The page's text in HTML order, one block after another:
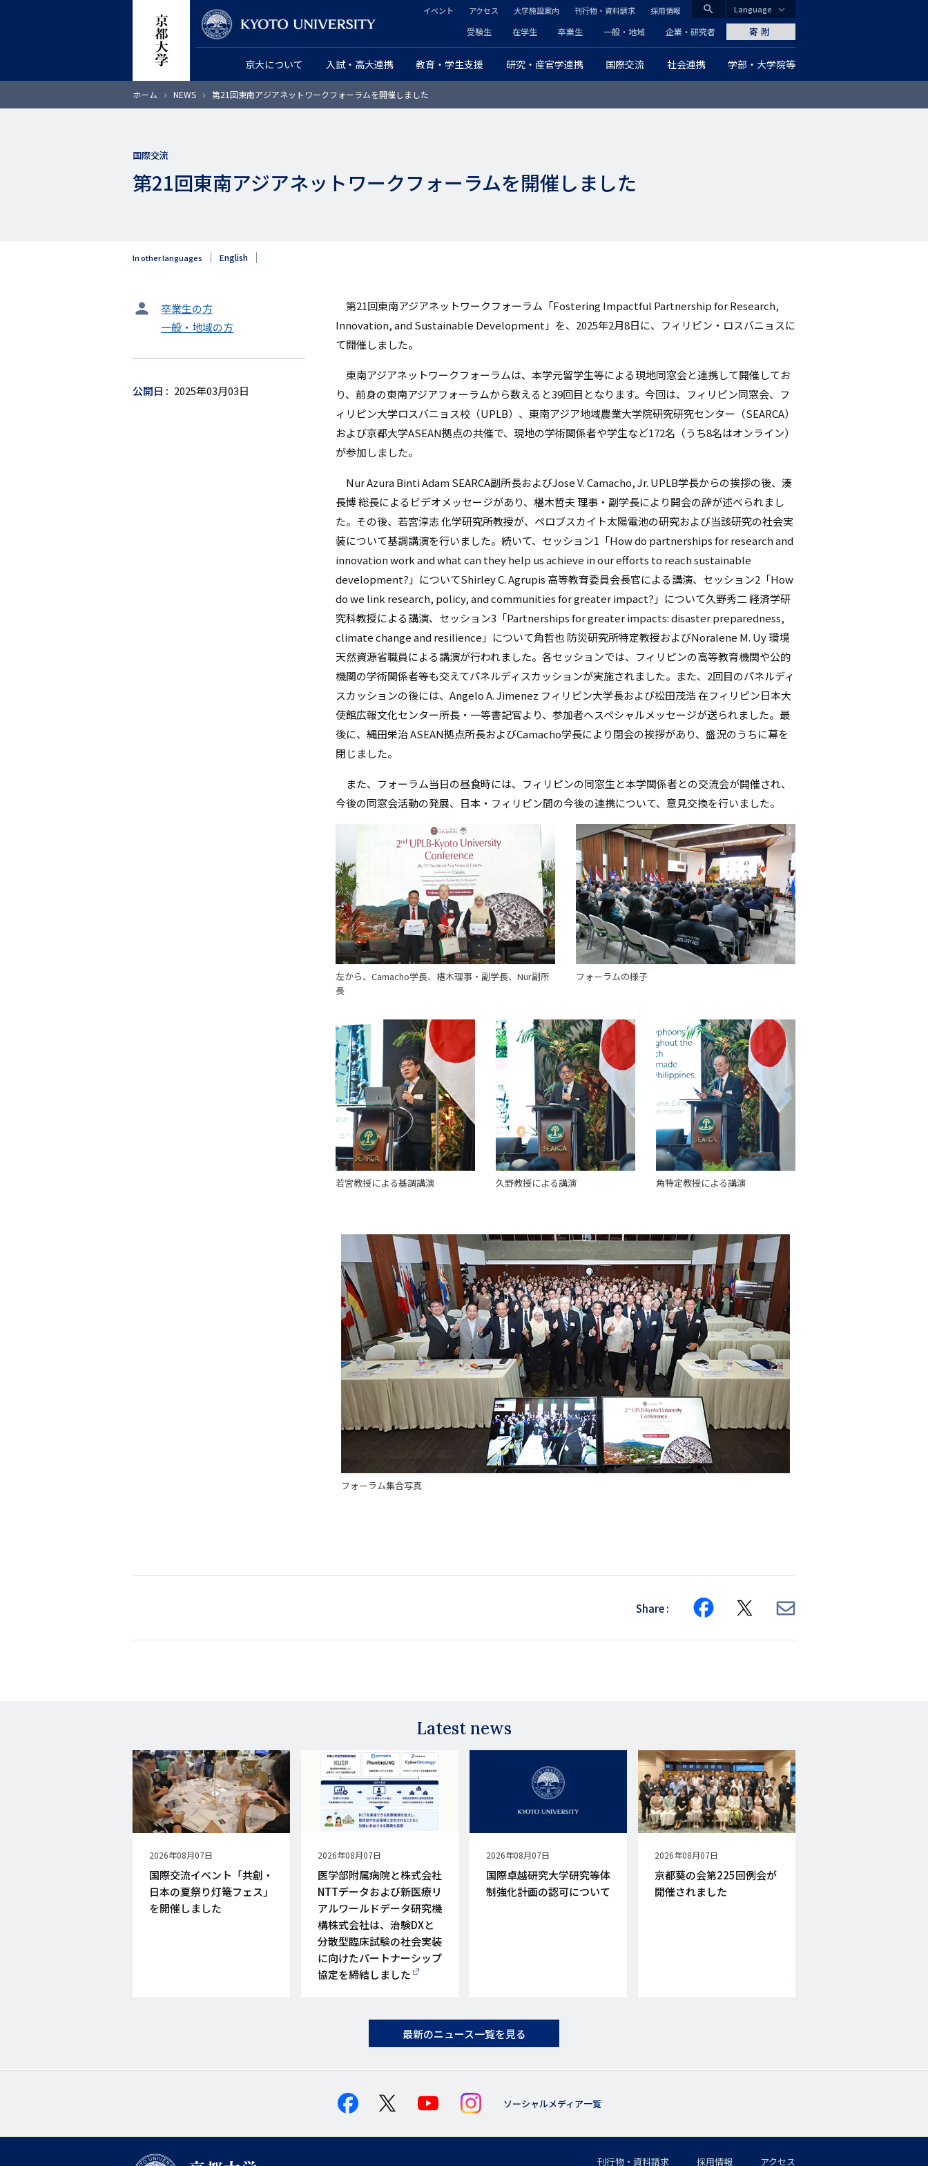
ン
CLOSE
search
グ
ロ
京大について 入試・高大連携 教育・学生支援 研究・産官学連携 国際交流 社会連携 学部・大学院等
ヘ
ッ
ダ
ラ
ー
リ
ク
受験生 在学生 卒業生 一般・地域 企業・研究者
ッ
ダ
ー
ン
リ
ク
イベント アクセス 大学施設案内 刊行物・資料請求 採用情報
寄附
Language
ホーム NEWS 第21回東南アジアネットワークフォーラムを開催しました
国際交流
第21回東南アジアネットワークフォーラムを開催しました
In other languages English
タ
ト
卒業生の方
一般・地域の方
公開日 2025年03月03日
第21回東南アジアネットワークフォーラム「Fostering Impactful Partnership for Research,
Innovation, and Sustainable Development」を、2025年2月8日に、フィリピン・ロスバニョスに
て開催しました。
東南アジアネットワークフォーラムは、本学元留学生等による現地同窓会と連携して開催してお
り、前身の東南アジアフォーラムから数えると39回目となります。今回は、フィリピン同窓会、フ
ィリピン大学ロスバニョス校（UPLB）、東南アジア地域農業大学院研究研究センター（SEARCA）
および京都大学ASEAN拠点の共催で、現地の学術関係者や学生など172名（うち8名はオンライン）
が参加しました。
Nur Azura Binti Adam SEARCA副所長およびJose V. Camacho, Jr. UPLB学長からの挨拶の後、湊
長博 総長によるビデオメッセージがあり、椹木哲夫 理事・副学長により開会の辞が述べられまし
た。その後、若宮淳志 化学研究所教授が、ペロブスカイト太陽電池の研究および当該研究の社会実
装について基調講演を行いました。続いて、セッション1「How do partnerships for research and
innovation work and what can they help us achieve in our efforts to reach sustainable
development?」についてShirley C. Agrupis 高等教育委員会長官による講演、セッション2「How
do we link research, policy, and communities for greater impact?」について久野秀二 経済学研
究科教授による講演、セッション3「Partnerships for greater impacts: disaster preparedness,
climate change and resilience」について角哲也 防災研究所特定教授およびNoralene M. Uy 環境
天然資源省職員による講演が行われました。各セッションでは、フィリピンの高等教育機関や公的
機関の学術関係者等も交えてパネルディスカッションが実施されました。また、2回目のパネルディ
スカッションの後には、Angelo A. Jimenez フィリピン大学長および松田茂浩 在フィリピン日本大
使館広報文化センター所長・一等書記官より、参加者へスペシャルメッセージが送られました。最
後に、縄田栄治 ASEAN拠点所長およびCamacho学長により閉会の挨拶があり、盛況のうちに幕を
閉じました。
また、フォーラム当日の昼食時には、フィリピンの同窓生と本学関係者との交流会が開催され、
今後の同窓会活動の発展、日本・フィリピン間の今後の連携について、意見交換を行いました。
左から、Camacho学長、椹木理事・副学長、Nur副所
長
フォーラムの様子
若宮教授による基調講演 久野教授による講演 角特定教授による講演
フォーラム集合写真
Share Share Share
Latest news
公
開
日
2026年08月07日
国際交流イベント「共創・
日本の夏祭り灯篭フェス」
を開催しました
公
開
日
2026年08月07日
医学部附属病院と株式会社
NTTデータおよび新医療リ
アルワールドデータ研究機
構株式会社は、治験DXと
分散型臨床試験の社会実装
に向けたパートナーシップ
協定を締結しました
公
開
日
2026年08月07日
国際卓越研究大学研究等体
制強化計画の認可について
公
開
日
2026年08月07日
京都葵の会第225回例会が
開催されました
最新のニュース一覧を見る
ソーシャルメディア一覧
刊行物・資料請求 採用情報 アクセス